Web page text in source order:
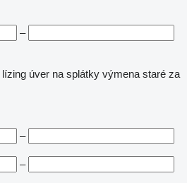
–
lízing úver na splátky výmena staré za
–
–